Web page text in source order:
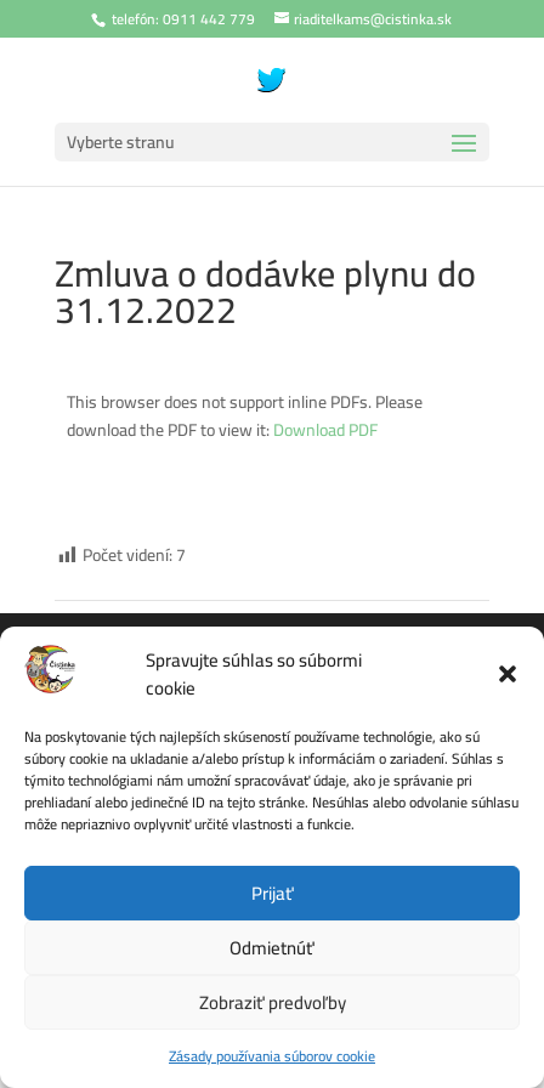
Spravujte súhlas so súbormi
cookie
Na poskytovanie tých najlepších skúseností používame technológie, ako sú
súbory cookie na ukladanie a/alebo prístup k informáciám o zariadení. Súhlas s
týmito technológiami nám umožní spracovávať údaje, ako je správanie pri
prehliadaní alebo jedinečné ID na tejto stránke. Nesúhlas alebo odvolanie súhlasu
môže nepriaznivo ovplyvniť určité vlastnosti a funkcie.
Prijať
Odmietnúť
Zobraziť predvoľby
Zásady používania súborov cookie
telefón: 0911 442 779 riaditelkams@cistinka.sk
Vyberte stranu
Zmluva o dodávke plynu do
31.12.2022
This browser does not support inline PDFs. Please
download the PDF to view it:Download PDF
Počet videní:7
Ochrana osobných údajov
© 2026 Materská škola, Bratská 9, Banská Štiavnica –
Všetko pre Vaše deti ...